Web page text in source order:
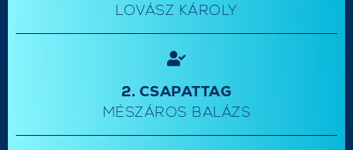
LOVÁSZ KÁROLY
2. CSAPATTAG
MÉSZÁROS BALÁZS